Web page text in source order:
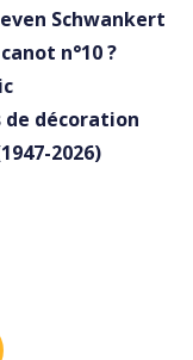
Schwankert
n°10 ?
de décoration
2026)